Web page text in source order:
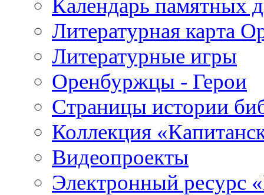
Календарь памятных
Литературная карта
Литературные игры
Оренбуржцы - Герои
Страницы истории
Коллекция
Видеопроекты
Электронный ресурс